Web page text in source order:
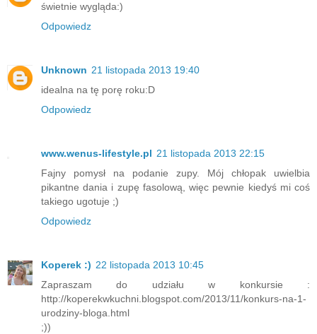
świetnie wygląda:)
Odpowiedz
Unknown 21 listopada 2013 19:40
idealna na tę porę roku:D
Odpowiedz
www.wenus-lifestyle.pl 21 listopada 2013 22:15
Fajny pomysł na podanie zupy. Mój chłopak uwielbia
pikantne dania i zupę fasolową, więc pewnie kiedyś mi coś
takiego ugotuje ;)
Odpowiedz
Koperek :) 22 listopada 2013 10:45
Zapraszam do udziału w konkursie :
http://koperekwkuchni.blogspot.com/2013/11/konkurs-na-1-
urodziny-bloga.html
;))